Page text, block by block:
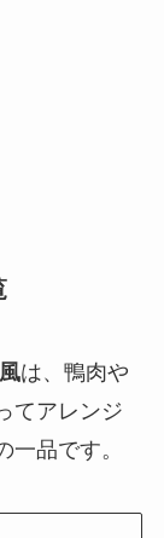
は、鴨肉や
てアレンジ
品です。